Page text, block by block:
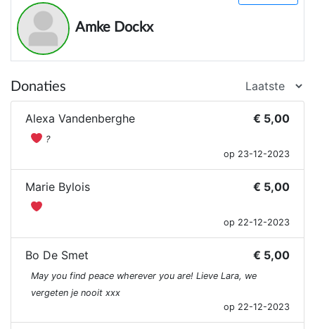
Amke Dockx
Donaties
Alexa Vandenberghe € 5,00
‍?
op 23-12-2023
Marie Bylois € 5,00
op 22-12-2023
Bo De Smet € 5,00
May you find peace wherever you are! Lieve Lara, we
vergeten je nooit xxx
op 22-12-2023